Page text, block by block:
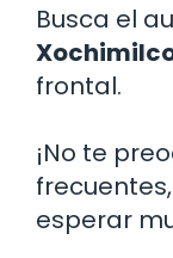
Busca el
frontal.
¡No te
esperar